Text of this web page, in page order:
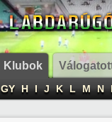
Klubok
GY H I J K L M N